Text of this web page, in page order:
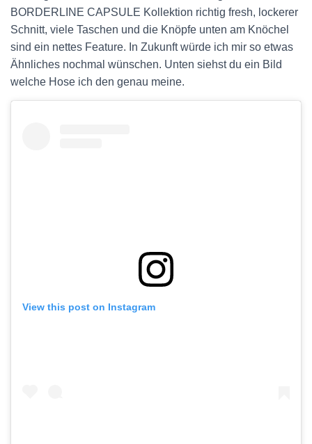
BORDERLINE CAPSULE Kollektion richtig fresh, lockerer
Schnitt, viele Taschen und die Knöpfe unten am Knöchel
sind ein nettes Feature. In Zukunft würde ich mir so etwas
Ähnliches nochmal wünschen. Unten siehst du ein Bild
welche Hose ich den genau meine.
View this post on Instagram